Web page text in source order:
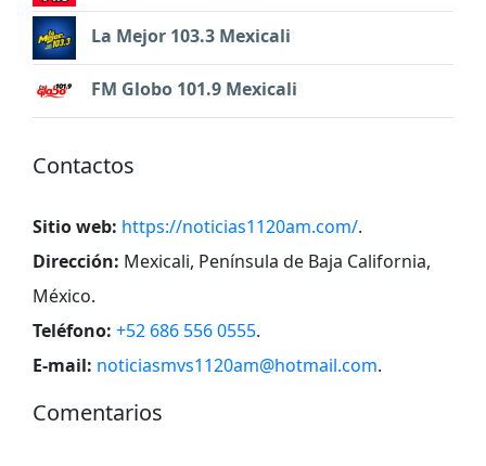
La Mejor 103.3 Mexicali
FM Globo 101.9 Mexicali
Contactos
Sitio web: https://noticias1120am.com/.
Dirección: Mexicali, Península de Baja California,
México.
Teléfono: +52 686 556 0555.
E-mail: noticiasmvs1120am@hotmail.com.
Comentarios